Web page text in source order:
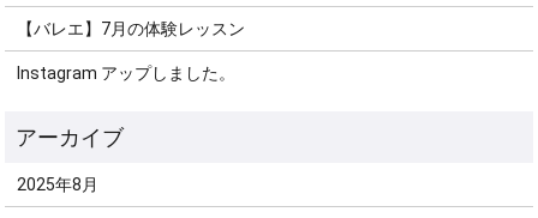
【バレエ】7月の体験レッスン
Instagram アップしました。
2025年8月